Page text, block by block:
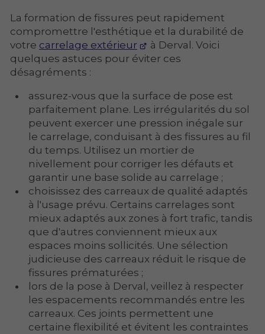
La formation de fissures peut rapidement
compromettre l'esthétique et la durabilité de
votre carrelage extérieur
à Derval. Voici
quelques astuces pour éviter ces
désagréments :
assurez-vous que la surface de pose est
parfaitement plane. Les irrégularités du sol
peuvent exercer une pression inégale sur
le carrelage, conduisant à des fissures au fil
du temps. Utilisez un mortier de
nivellement pour corriger les défauts et
garantir une base solide au carrelage ;
choisissez des carreaux de qualité adaptés
à l'usage prévu. Certains carrelages sont
mieux adaptés aux zones à fort trafic, tandis
que d'autres conviennent mieux aux
espaces moins sollicités. Une sélection
judicieuse des carreaux réduit le risque de
fissures prématurées ;
lors de la pose à Derval, veillez à respecter
les espacements recommandés entre les
carreaux. Ces joints permettent une
certaine flexibilité et évitent les contraintes